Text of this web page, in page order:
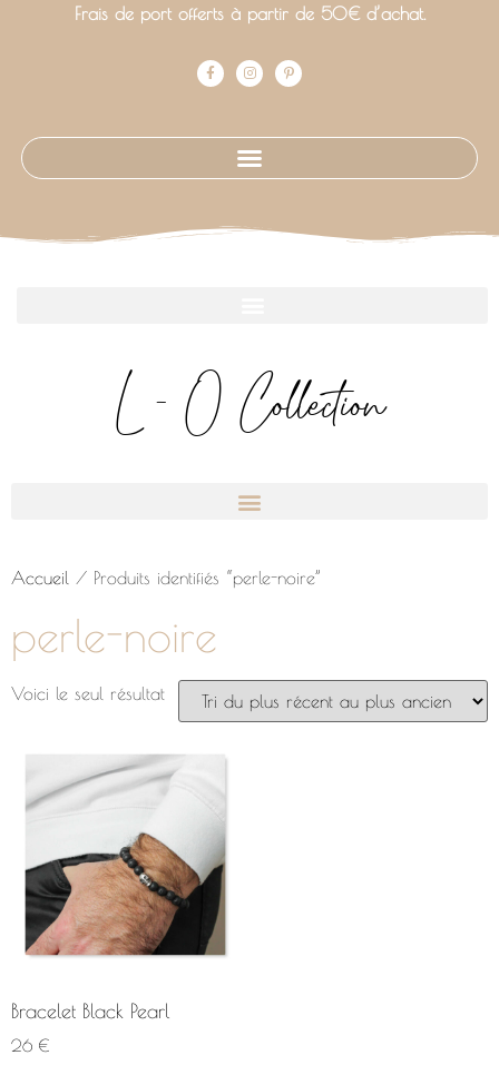
Frais de port offerts à partir de 50€ d’achat.
L - O Collection
Accueil / Produits identifiés “perle-noire”
perle-noire
Voici le seul résultat
Bracelet Black Pearl
26 €